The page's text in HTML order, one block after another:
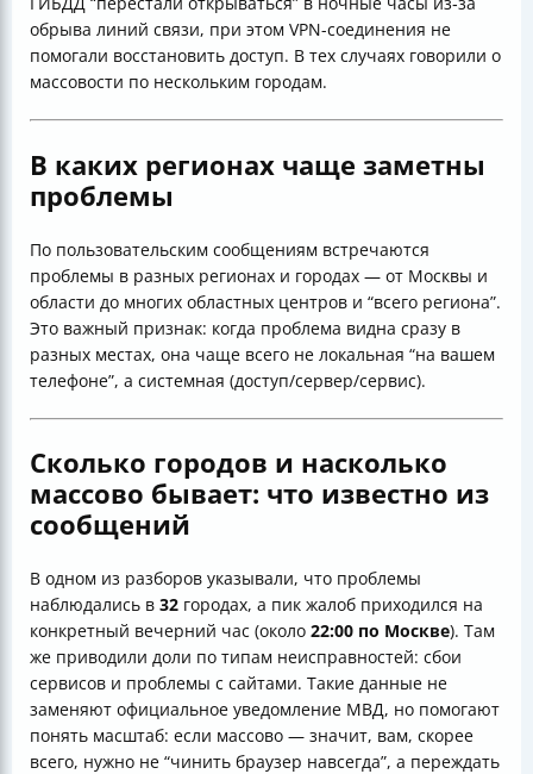
обрыва линий связи, при этом VPN-соединения не
помогали восстановить доступ. В тех случаях говорили о
массовости по нескольким городам.
В каких регионах чаще заметны
проблемы
По пользовательским сообщениям встречаются
проблемы в разных регионах и городах — от Москвы и
области до многих областных центров и “всего региона”.
Это важный признак: когда проблема видна сразу в
разных местах, она чаще всего не локальная “на вашем
телефоне”, а системная (доступ/сервер/сервис).
Сколько городов и насколько
массово бывает: что известно из
сообщений
В одном из разборов указывали, что проблемы
наблюдались в 32 городах, а пик жалоб приходился на
конкретный вечерний час (около 22:00 по Москве). Там
же приводили доли по типам неисправностей: сбои
сервисов и проблемы с сайтами. Такие данные не
заменяют официальное уведомление МВД, но помогают
понять масштаб: если массово — значит, вам, скорее
всего, нужно не “чинить браузер навсегда”, а переждать